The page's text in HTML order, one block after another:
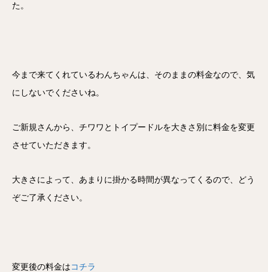
た。
今まで来てくれているわんちゃんは、そのままの料金なので、気
にしないでくださいね。
ご新規さんから、チワワとトイプードルを大きさ別に料金を変更
させていただきます。
大きさによって、あまりに掛かる時間が異なってくるので、どう
ぞご了承ください。
変更後の料金はコチラ